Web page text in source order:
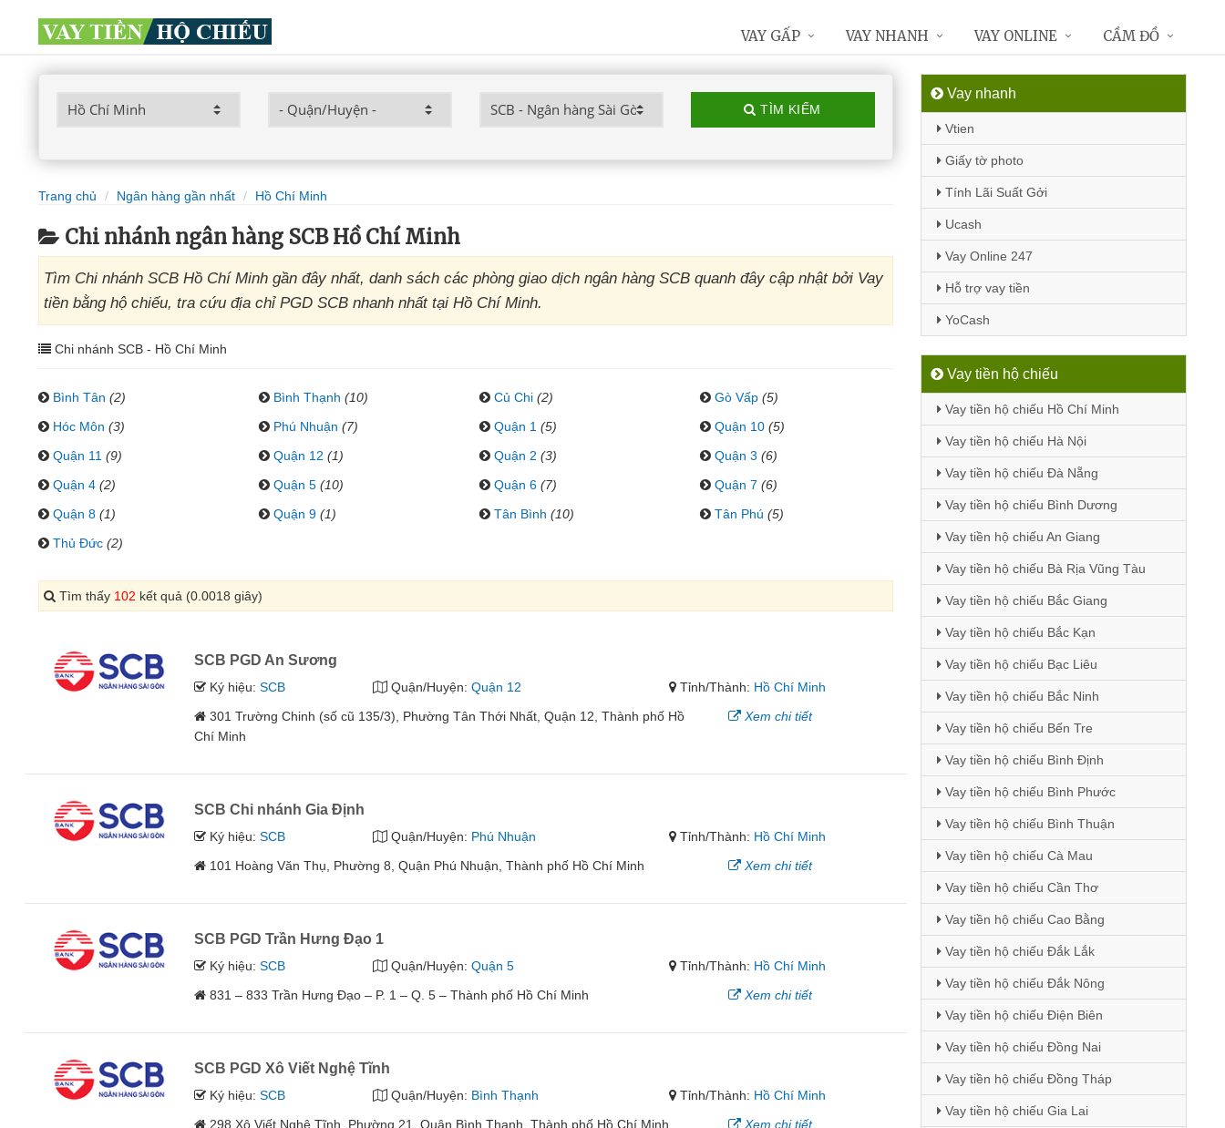
TÌM KIẾM
Trang chủ Ngân hàng gần nhất Hồ Chí Minh
Chi nhánh ngân hàng SCB Hồ Chí Minh
Tìm Chi nhánh SCB Hồ Chí Minh gần đây nhất, danh sách các phòng giao dịch ngân hàng SCB quanh đây cập nhật bởi Vay
tiền bằng hộ chiếu, tra cứu địa chỉ PGD SCB nhanh nhất tại Hồ Chí Minh.
Chi nhánh SCB - Hồ Chí Minh
Bình Tân (2) Bình Thạnh (10) Củ Chi (2) Gò Vấp (5)
Hóc Môn (3) Phú Nhuận (7) Quận 1 (5) Quận 10 (5)
Quận 11 (9) Quận 12 (1) Quận 2 (3) Quận 3 (6)
Quận 4 (2) Quận 5 (10) Quận 6 (7) Quận 7 (6)
Quận 8 (1) Quận 9 (1) Tân Bình (10) Tân Phú (5)
Thủ Đức (2)
Tìm thấy 102 kết quả (0.0018 giây)
SCB PGD An Sương
Ký hiệu:SCB Quận/Huyện: Quận 12 Tỉnh/Thành: Hồ Chí Minh
301 Trường Chinh (số cũ 135/3), Phường Tân Thới Nhất, Quận 12, Thành phố Hồ
Chí Minh
Xem chi tiết
SCB Chi nhánh Gia Định
Ký hiệu:SCB Quận/Huyện: Phú Nhuận Tỉnh/Thành: Hồ Chí Minh
101 Hoàng Văn Thụ, Phường 8, Quận Phú Nhuận, Thành phố Hồ Chí Minh
Xem chi tiết
SCB PGD Trần Hưng Đạo 1
Ký hiệu:SCB Quận/Huyện: Quận 5 Tỉnh/Thành: Hồ Chí Minh
831 – 833 Trần Hưng Đạo – P. 1 – Q. 5 – Thành phố Hồ Chí Minh
Xem chi tiết
SCB PGD Xô Viết Nghệ Tĩnh
Ký hiệu:SCB Quận/Huyện: Bình Thạnh Tỉnh/Thành: Hồ Chí Minh
298 Xô Viết Nghệ Tĩnh, Phường 21 ,Quận Bình Thạnh, Thành phố Hồ Chí Minh
Xem chi tiết
Vay nhanh
Vtien
Giấy tờ photo
Tính Lãi Suất Gởi
Ucash
Vay Online 247
Hỗ trợ vay tiền
YoCash
Vay tiền hộ chiếu
Vay tiền hộ chiếu Hồ Chí Minh
Vay tiền hộ chiếu Hà Nội
Vay tiền hộ chiếu Đà Nẵng
Vay tiền hộ chiếu Bình Dương
Vay tiền hộ chiếu An Giang
Vay tiền hộ chiếu Bà Rịa Vũng Tàu
Vay tiền hộ chiếu Bắc Giang
Vay tiền hộ chiếu Bắc Kạn
Vay tiền hộ chiếu Bạc Liêu
Vay tiền hộ chiếu Bắc Ninh
Vay tiền hộ chiếu Bến Tre
Vay tiền hộ chiếu Bình Định
Vay tiền hộ chiếu Bình Phước
Vay tiền hộ chiếu Bình Thuận
Vay tiền hộ chiếu Cà Mau
Vay tiền hộ chiếu Cần Thơ
Vay tiền hộ chiếu Cao Bằng
Vay tiền hộ chiếu Đắk Lắk
Vay tiền hộ chiếu Đắk Nông
Vay tiền hộ chiếu Điện Biên
Vay tiền hộ chiếu Đồng Nai
Vay tiền hộ chiếu Đồng Tháp
Vay tiền hộ chiếu Gia Lai
VAY GẤP VAY NHANH VAY ONLINE CẦM ĐỒ